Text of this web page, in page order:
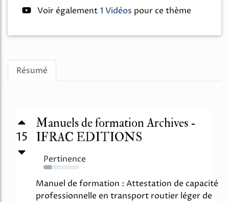
Voir également1 Vidéos pour ce thème
Résumé
15
Manuels de formation Archives -
IFRAC EDITIONS
Pertinence
23%
Manuel de formation : Attestation de capacité
professionnelle en transport routier léger de